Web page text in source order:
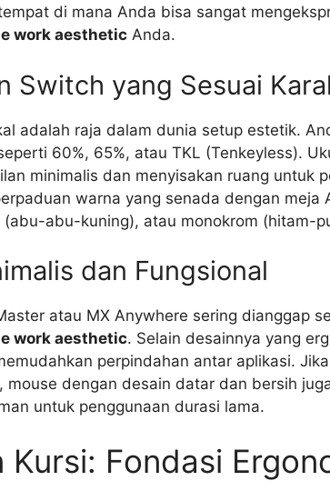
di mana Anda bisa sangat
work aesthetic Anda.
Switch yang Sesuai
adalah raja dalam dunia setup estetik.
60%, 65%, atau TKL (Tenkeyless).
minimalis dan menyisakan ruang untuk
warna yang senada dengan meja
abu-kuning), atau monokrom (hitam-
dan Fungsional
atau MX Anywhere sering dianggap
work aesthetic. Selain desainnya yang
perpindahan antar aplikasi.
mouse dengan desain datar dan bersih
untuk penggunaan durasi lama.
Kursi: Fondasi